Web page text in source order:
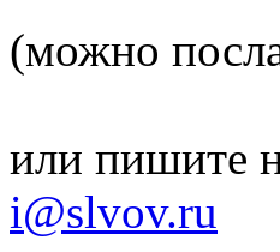
(можно
или пишите
i@slvov.ru